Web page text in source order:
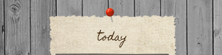
today